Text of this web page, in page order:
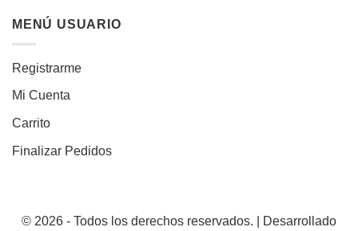
MENÚ USUARIO
Registrarme
Mi Cuenta
Carrito
Finalizar Pedidos
© 2026 - Todos los derechos reservados. | Desarrollado